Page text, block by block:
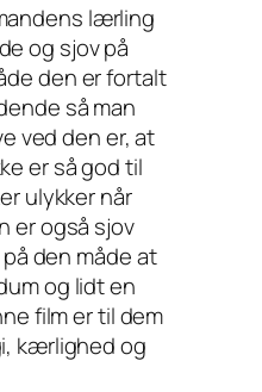
lærling
og sjov på
den er fortalt
så man
ved den er, at
er så god til
ulykker når
er også sjov
den måde at
og lidt en
film er til dem
kærlighed og